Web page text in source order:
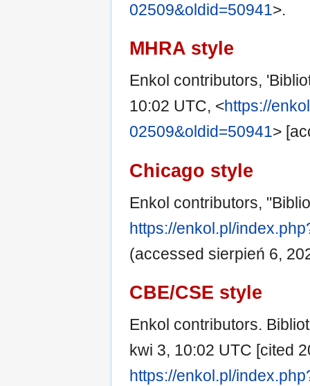
02509&oldid=50941>.
MHRA style
Enkol contributors,
10:02 UTC, <https://
02509&oldid=50941>
Chicago style
Enkol contributors,
https://enkol.pl/
(accessed sierpień 6,
CBE/CSE style
Enkol contributors.
kwi 3, 10:02 UTC [cited
https://enkol.pl/